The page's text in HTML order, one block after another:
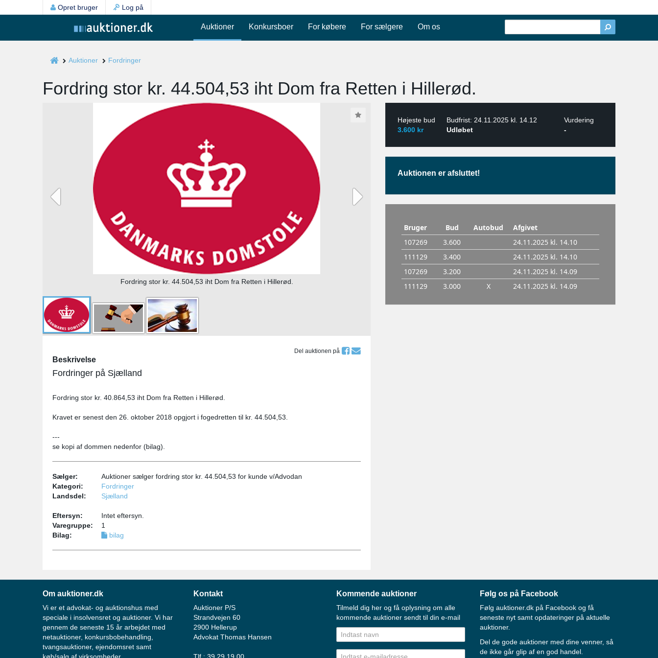
Opret bruger Log på
Auktioner Konkursboer For købere For sælgere Om os
Auktioner Fordringer
Fordring stor kr. 44.504,53 iht Dom fra Retten i Hillerød.
Fordring stor kr. 44.504,53 iht Dom fra Retten i Hillerød.
Del auktionen på
Beskrivelse
Fordringer på Sjælland
Fordring stor kr. 40.864,53 iht Dom fra Retten i Hillerød.
Kravet er senest den 26. oktober 2018 opgjort i fogedretten til kr. 44.504,53.
---
se kopi af dommen nedenfor (bilag).
Sælger:
Auktioner sælger fordring stor kr. 44.504,53 for kunde v/Advodan
Kategori:
Fordringer
Landsdel:
Sjælland
Eftersyn:
Intet eftersyn.
Varegruppe:
1
Bilag:
bilag
Højeste bud Budfrist: 24.11.2025 kl. 14.12
Vurdering
3.600 kr
Udløbet -
Auktionen er afsluttet!
Om auktioner.dk
Vi er et advokat- og auktionshus med
speciale i insolvensret og auktioner. Vi har
gennem de seneste 15 år arbejdet med
netauktioner, konkursbobehandling,
tvangsauktioner, ejendomsret samt
Kontakt
Auktioner P/S
Strandvejen 60
2900 Hellerup
Advokat Thomas Hansen
Kommende auktioner
Tilmeld dig her og få oplysning om alle
kommende auktioner sendt til din e-mail
Følg os på Facebook
Følg auktioner.dk på Facebook og få
seneste nyt samt opdateringer på aktuelle
auktioner.
Del de gode auktioner med dine venner, så
de ikke går glip af en god handel.